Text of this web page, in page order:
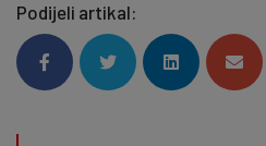
Podijeli artikal: